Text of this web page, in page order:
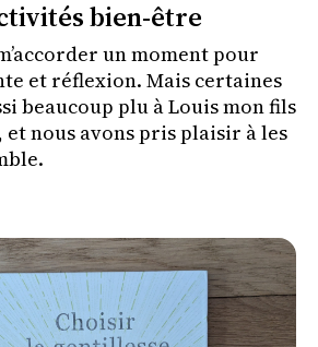
bien-être
un moment pour
et réflexion. Mais certaines
beaucoup plu à Louis mon fils
et nous avons pris plaisir à les